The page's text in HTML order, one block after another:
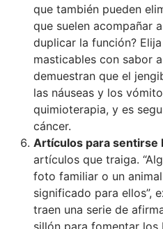
que también pueden
que suelen acompañar
duplicar la función?
masticables con sabor
demuestran que el
las náuseas y los
quimioterapia, y es
cáncer.
Artículos para sentirse
artículos que traiga.
foto familiar o un
significado para ellos”,
traen una serie de
sillón para fomentar los